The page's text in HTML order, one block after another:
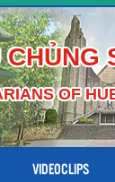
OF
VIDEOCLIPS